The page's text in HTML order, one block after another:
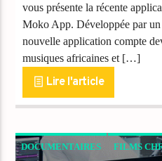
vous présente la récente
Moko App. Développée par
nouvelle application compte
musiques africaines et […]
Lire l'article
DOCUMENTAIRES FILMS